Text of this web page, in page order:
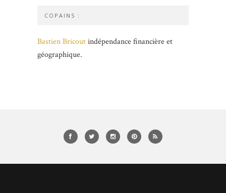
COPAINS :
Bastien Bricoutindépendance financière et
géographique.